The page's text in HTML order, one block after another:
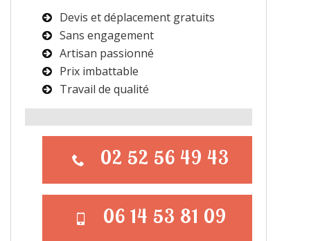
Devis et déplacement gratuits
Sans engagement
Artisan passionné
Prix imbattable
Travail de qualité
02 52 56 49 43
06 14 53 81 09